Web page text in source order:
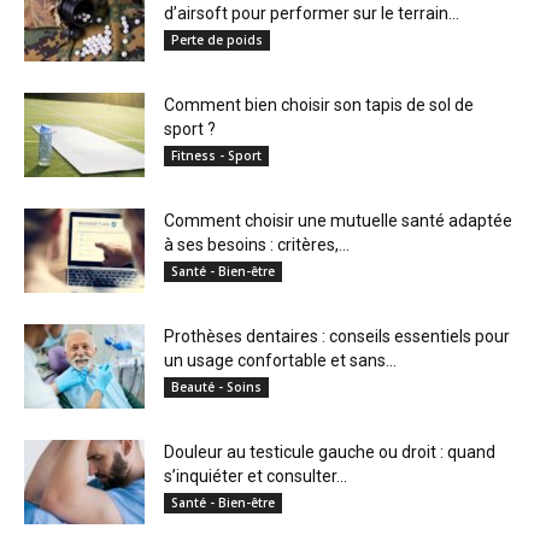
d’airsoft pour performer sur le terrain...
Perte de poids
Comment bien choisir son tapis de sol de
sport ?
Fitness - Sport
Comment choisir une mutuelle santé adaptée
à ses besoins : critères,...
Santé - Bien-être
Prothèses dentaires : conseils essentiels pour
un usage confortable et sans...
Beauté - Soins
Douleur au testicule gauche ou droit : quand
s’inquiéter et consulter...
Santé - Bien-être